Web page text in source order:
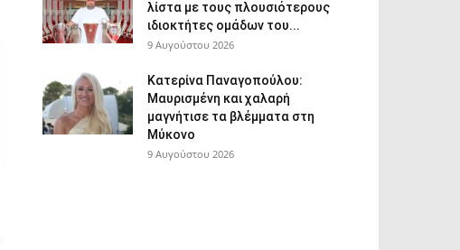
λίστα με τους πλουσιότερους
ιδιοκτήτες ομάδων του...
9 Αυγούστου 2026
Κατερίνα Παναγοπούλου:
Μαυρισμένη και χαλαρή
μαγνήτισε τα βλέμματα στη
Μύκονο
9 Αυγούστου 2026